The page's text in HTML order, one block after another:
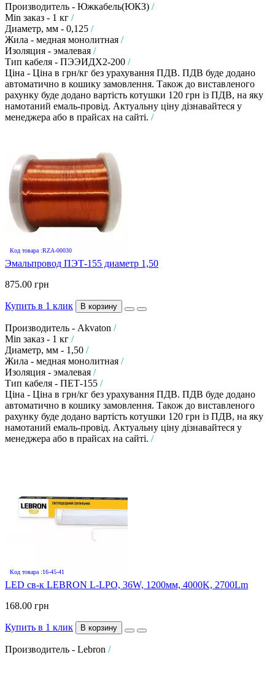
Производитель - Южкабель(ЮКЗ) /
Min заказ - 1 кг /
Диаметр, мм - 0,125 /
Жила - медная монолитная /
Изоляция - эмалевая /
Тип кабеля - ПЭЭИДХ2-200 /
Ціна - Ціна в грн/кг без урахування ПДВ. ПДВ буде додано
автоматично в кошику замовлення. Також до виставленого
рахунку буде додано вартість котушки 120 грн із ПДВ, на яку
намотаний емаль-провід. Актуальну ціну дізнавайтеся у
менеджера або в прайсах на сайті. /
Код товара :RZA-00030
Эмальпровод ПЭТ-155 диаметр 1,50
875.00 грн
Купить в 1 клик В корзину
Производитель - Akvaton /
Min заказ - 1 кг /
Диаметр, мм - 1,50 /
Жила - медная монолитная /
Изоляция - эмалевая /
Тип кабеля - ПЕТ-155 /
Ціна - Ціна в грн/кг без урахування ПДВ. ПДВ буде додано
автоматично в кошику замовлення. Також до виставленого
рахунку буде додано вартість котушки 120 грн із ПДВ, на яку
намотаний емаль-провід. Актуальну ціну дізнавайтеся у
менеджера або в прайсах на сайті. /
Код товара :16-45-41
LED св-к LEBRON L-LPO, 36W, 1200мм, 4000K, 2700Lm
168.00 грн
Купить в 1 клик В корзину
Производитель - Lebron /